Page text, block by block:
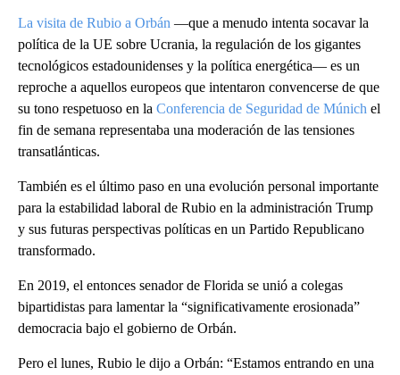
La visita de Rubio a Orbán —que a menudo intenta socavar la
política de la UE sobre Ucrania, la regulación de los gigantes
tecnológicos estadounidenses y la política energética— es un
reproche a aquellos europeos que intentaron convencerse de que
su tono respetuoso en la Conferencia de Seguridad de Múnich el
fin de semana representaba una moderación de las tensiones
transatlánticas.
También es el último paso en una evolución personal importante
para la estabilidad laboral de Rubio en la administración Trump
y sus futuras perspectivas políticas en un Partido Republicano
transformado.
En 2019, el entonces senador de Florida se unió a colegas
bipartidistas para lamentar la “significativamente erosionada”
democracia bajo el gobierno de Orbán.
Pero el lunes, Rubio le dijo a Orbán: “Estamos entrando en una